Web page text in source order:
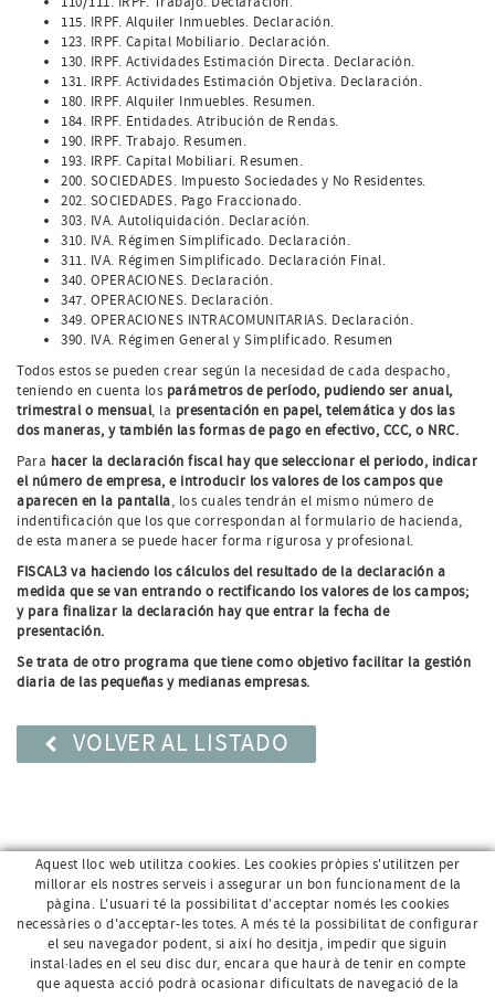
115. IRPF. Alquiler Inmuebles. Declaración.
123. IRPF. Capital Mobiliario. Declaración.
130. IRPF. Actividades Estimación Directa. Declaración.
131. IRPF. Actividades Estimación Objetiva. Declaración.
180. IRPF. Alquiler Inmuebles. Resumen.
184. IRPF. Entidades. Atribución de Rendas.
190. IRPF. Trabajo. Resumen.
193. IRPF. Capital Mobiliari. Resumen.
200. SOCIEDADES. Impuesto Sociedades y No Residentes.
202. SOCIEDADES. Pago Fraccionado.
303. IVA. Autoliquidación. Declaración.
310. IVA. Régimen Simplificado. Declaración.
311. IVA. Régimen Simplificado. Declaración Final.
340. OPERACIONES. Declaración.
347. OPERACIONES. Declaración.
349. OPERACIONES INTRACOMUNITARIAS. Declaración.
390. IVA. Régimen General y Simplificado. Resumen
Todos estos se pueden crear según la necesidad de cada despacho,
teniendo en cuenta los parámetros de período, pudiendo ser anual,
trimestral o mensual, la presentación en papel, telemática y dos las
dos maneras, y también las formas de pago en efectivo, CCC, o NRC.
Para hacer la declaración fiscal hay que seleccionar el periodo, indicar
el número de empresa, e introducir los valores de los campos que
aparecen en la pantalla, los cuales tendrán el mismo número de
indentificación que los que correspondan al formulario de hacienda,
de esta manera se puede hacer forma rigurosa y profesional.
FISCAL3 va haciendo los cálculos del resultado de la declaración a
medida que se van entrando o rectificando los valores de los campos;
y para finalizar la declaración hay que entrar la fecha de
presentación.
Se trata de otro programa que tiene como objetivo facilitar la gestión
diaria de las pequeñas y medianas empresas.
VOLVER AL LISTADO
Aquest lloc web utilitza cookies. Les cookies pròpies s'utilitzen per
millorar els nostres serveis i assegurar un bon funcionament de la
pàgina. L'usuari té la possibilitat d'acceptar només les cookies
necessàries o d'acceptar-les totes. A més té la possibilitat de configurar
el seu navegador podent, si així ho desitja, impedir que siguin
instal·lades en el seu disc dur, encara que haurà de tenir en compte
que aquesta acció podrà ocasionar dificultats de navegació de la